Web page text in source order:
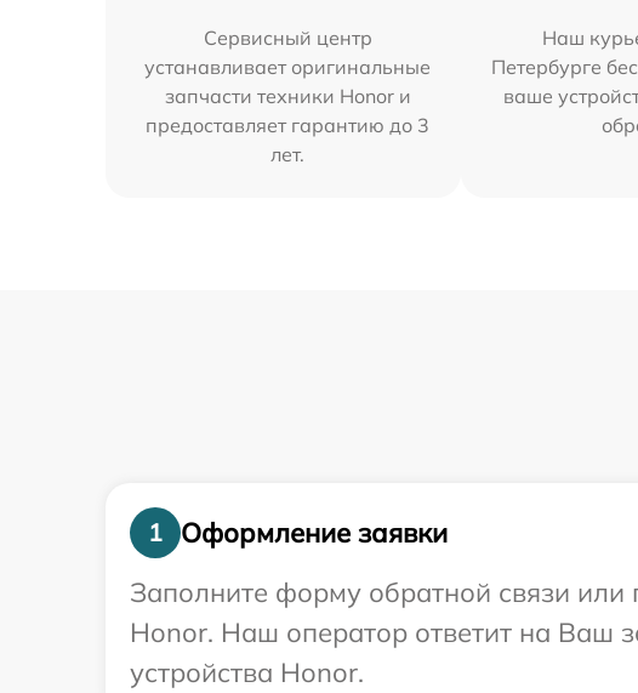
Сервисный центр
устанавливает оригинальные
запчасти техники Honor и
предоставляет гарантию до 3
лет.
Наш
Петербурге
ваше
1
Оформление заявки
Заполните форму обратной связи или
Honor. Наш оператор ответит на Ваш
устройства Honor.